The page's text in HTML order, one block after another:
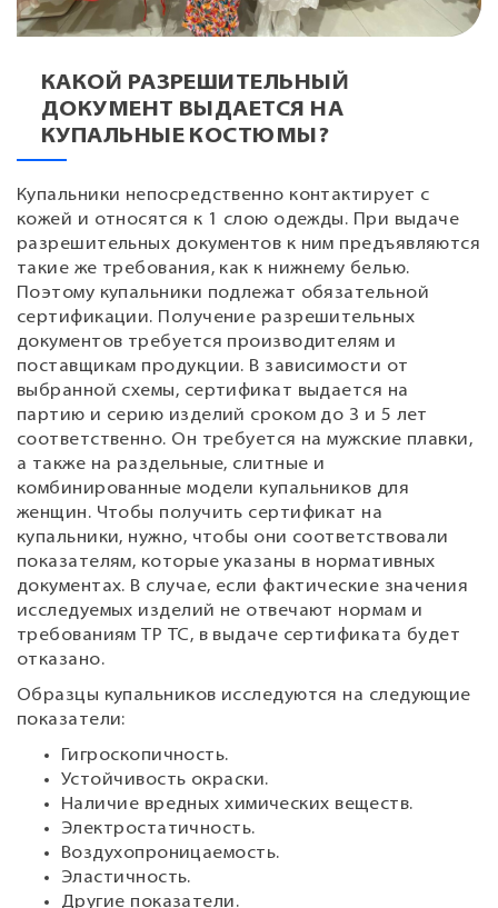
КАКОЙ РАЗРЕШИТЕЛЬНЫЙ
ДОКУМЕНТ ВЫДАЕТСЯ НА
КУПАЛЬНЫЕ КОСТЮМЫ?
Купальники непосредственно контактирует с
кожей и относятся к 1 слою одежды. При выдаче
разрешительных документов к ним предъявляются
такие же требования, как к нижнему белью.
Поэтому купальники подлежат обязательной
сертификации. Получение разрешительных
документов требуется производителям и
поставщикам продукции. В зависимости от
выбранной схемы, сертификат выдается на
партию и серию изделий сроком до 3 и 5 лет
соответственно. Он требуется на мужские плавки,
а также на раздельные, слитные и
комбинированные модели купальников для
женщин. Чтобы получить сертификат на
купальники, нужно, чтобы они соответствовали
показателям, которые указаны в нормативных
документах. В случае, если фактические значения
исследуемых изделий не отвечают нормам и
требованиям ТР ТС, в выдаче сертификата будет
отказано.
Образцы купальников исследуются на следующие
показатели:
Гигроскопичность.
Устойчивость окраски.
Наличие вредных химических веществ.
Электростатичность.
Воздухопроницаемость.
Эластичность.
Другие показатели.